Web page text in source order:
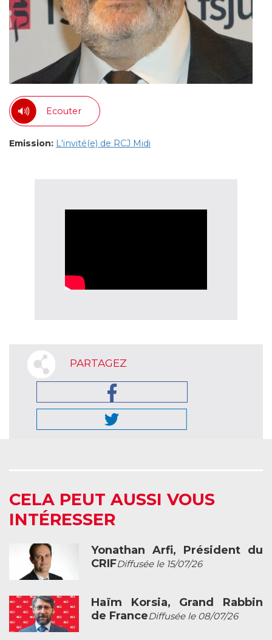
Ecouter
Emission: L'invité(e) de RCJ Midi
PARTAGEZ
CELA PEUT AUSSI VOUS
INTÉRESSER
Yonathan Arfi, Président du
CRIFDiffusée le 15/07/26
Haïm Korsia, Grand Rabbin
de FranceDiffusée le 08/07/26